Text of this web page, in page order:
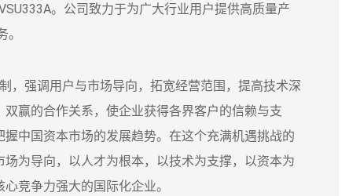
。公司致力于为广大行业用户提供高质量产
强调用户与市场导向，拓宽经营范围，提高技术深
赢的合作关系，使企业获得各界客户的信赖与支
中国资本市场的发展趋势。在这个充满机遇挑战的
为导向，以人才为根本，以技术为支撑，以资本为
竞争力强大的国际化企业。